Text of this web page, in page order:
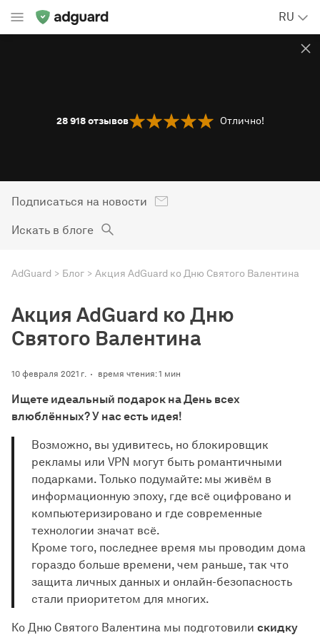
RU
28 918отзывов Отлично!
Подписаться на новости
Искать в блоге
AdGuard Блог Акция AdGuard ко Дню Святого Валентина
Акция AdGuard ко Дню
Святого Валентина
10 февраля 2021 г. время чтения: 1 мин
Ищете идеальный подарок на День всех
влюблённых? У нас есть идея!
Возможно, вы удивитесь, но блокировщик
рекламы или VPN могут быть романтичными
подарками. Только подумайте: мы живём в
информационную эпоху, где всё оцифровано и
компьютеризировано и где современные
технологии значат всё.
Кроме того, последнее время мы проводим дома
гораздо больше времени, чем раньше, так что
защита личных данных и онлайн-безопасность
стали приоритетом для многих.
Ко Дню Святого Валентина мы подготовили скидку